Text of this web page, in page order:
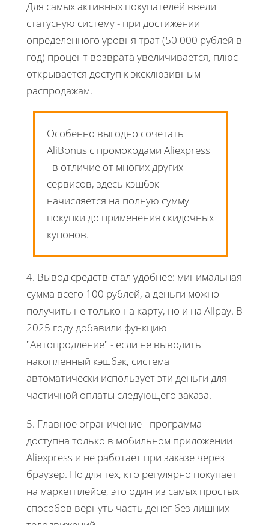
Для самых активных покупателей ввели
статусную систему - при достижении
определенного уровня трат (50 000 рублей в
год) процент возврата увеличивается, плюс
открывается доступ к эксклюзивным
распродажам.
Особенно выгодно сочетать
AliBonus с промокодами Aliexpress
- в отличие от многих других
сервисов, здесь кэшбэк
начисляется на полную сумму
покупки до применения скидочных
купонов.
4. Вывод средств стал удобнее: минимальная
сумма всего 100 рублей, а деньги можно
получить не только на карту, но и на Alipay. В
2025 году добавили функцию
"Автопродление" - если не выводить
накопленный кэшбэк, система
автоматически использует эти деньги для
частичной оплаты следующего заказа.
5. Главное ограничение - программа
доступна только в мобильном приложении
Aliexpress и не работает при заказе через
браузер. Но для тех, кто регулярно покупает
на маркетплейсе, это один из самых простых
способов вернуть часть денег без лишних